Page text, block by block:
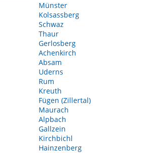
Münster
Kolsassberg
Schwaz
Thaur
Gerlosberg
Achenkirch
Absam
Uderns
Rum
Kreuth
Fügen (Zillertal)
Maurach
Alpbach
Gallzein
Kirchbichl
Hainzenberg